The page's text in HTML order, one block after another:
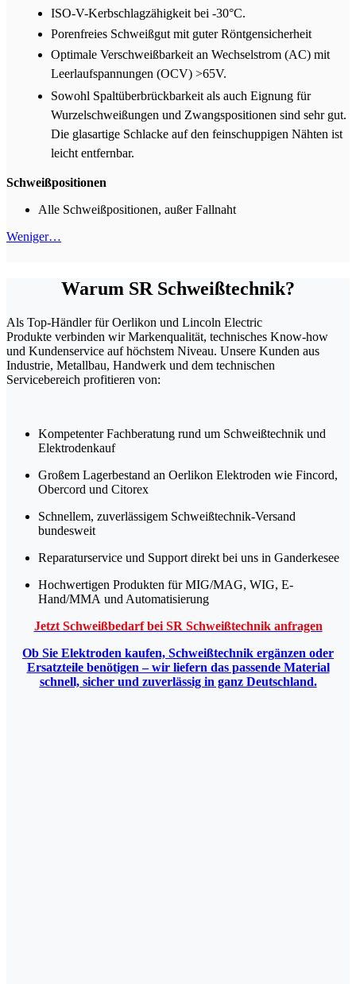
ISO-V-Kerbschlagzähigkeit bei -30°C.
Porenfreies Schweißgut mit guter Röntgensicherheit
Optimale Verschweißbarkeit an Wechselstrom (AC) mit
Leerlaufspannungen (OCV) >65V.
Sowohl Spaltüberbrückbarkeit als auch Eignung für
Wurzelschweißungen und Zwangspositionen sind sehr gut.
Die glasartige Schlacke auf den feinschuppigen Nähten ist
leicht entfernbar.
Schweißpositionen
Alle Schweißpositionen, außer Fallnaht
Weniger…
Warum SR Schweißtechnik?
Als Top-Händler für Oerlikon und Lincoln Electric
Produkte verbinden wir Markenqualität, technisches Know-how
und Kundenservice auf höchstem Niveau. Unsere Kunden aus
Industrie, Metallbau, Handwerk und dem technischen
Servicebereich profitieren von:
Kompetenter Fachberatung rund um Schweißtechnik und
Elektrodenkauf
Großem Lagerbestand an Oerlikon Elektroden wie Fincord,
Obercord und Citorex
Schnellem, zuverlässigem Schweißtechnik-Versand
bundesweit
Reparaturservice und Support direkt bei uns in Ganderkesee
Hochwertigen Produkten für MIG/MAG, WIG, E-
Hand/MMA und Automatisierung
Jetzt Schweißbedarf bei SR Schweißtechnik anfragen
Ob Sie Elektroden kaufen, Schweißtechnik ergänzen oder
Ersatzteile benötigen – wir liefern das passende Material
schnell, sicher und zuverlässig in ganz Deutschland.